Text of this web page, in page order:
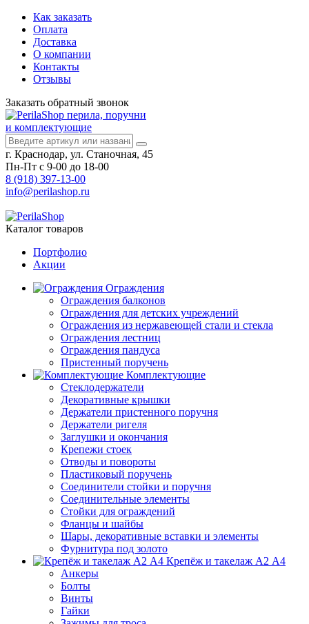
Как заказать
Оплата
Доставка
О компании
Контакты
Отзывы
Заказать обратный звонок
перила, поручни
и комплектующие
г. Краснодар, ул. Станочная, 45
Пн-Пт с 9-00 до 18-00
8 (918) 397-13-00
info@perilashop.ru
Каталог товаров
Портфолио
Акции
Ограждения
Ограждения балконов
Ограждения для детских учреждений
Ограждения из нержавеющей стали и стекла
Ограждения лестниц
Ограждения пандуса
Пристенный поручень
Комплектующие
Стеклодержатели
Декоративные крышки
Держатели пристенного поручня
Держатели ригеля
Заглушки и окончания
Крепежи стоек
Отводы и повороты
Пластиковый поручень
Соединители стойки и поручня
Соединительные элементы
Стойки для ограждений
Фланцы и шайбы
Шары, декоративные вставки и элементы
Фурнитура под золото
Крепёж и такелаж А2 А4
Анкеры
Болты
Винты
Гайки